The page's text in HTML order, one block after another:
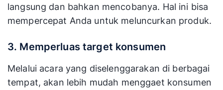
langsung dan bahkan mencobanya. Hal ini bisa
mempercepat Anda untuk meluncurkan produk.
3. Memperluas target konsumen
Melalui acara yang diselenggarakan di berbagai
tempat, akan lebih mudah menggaet konsumen